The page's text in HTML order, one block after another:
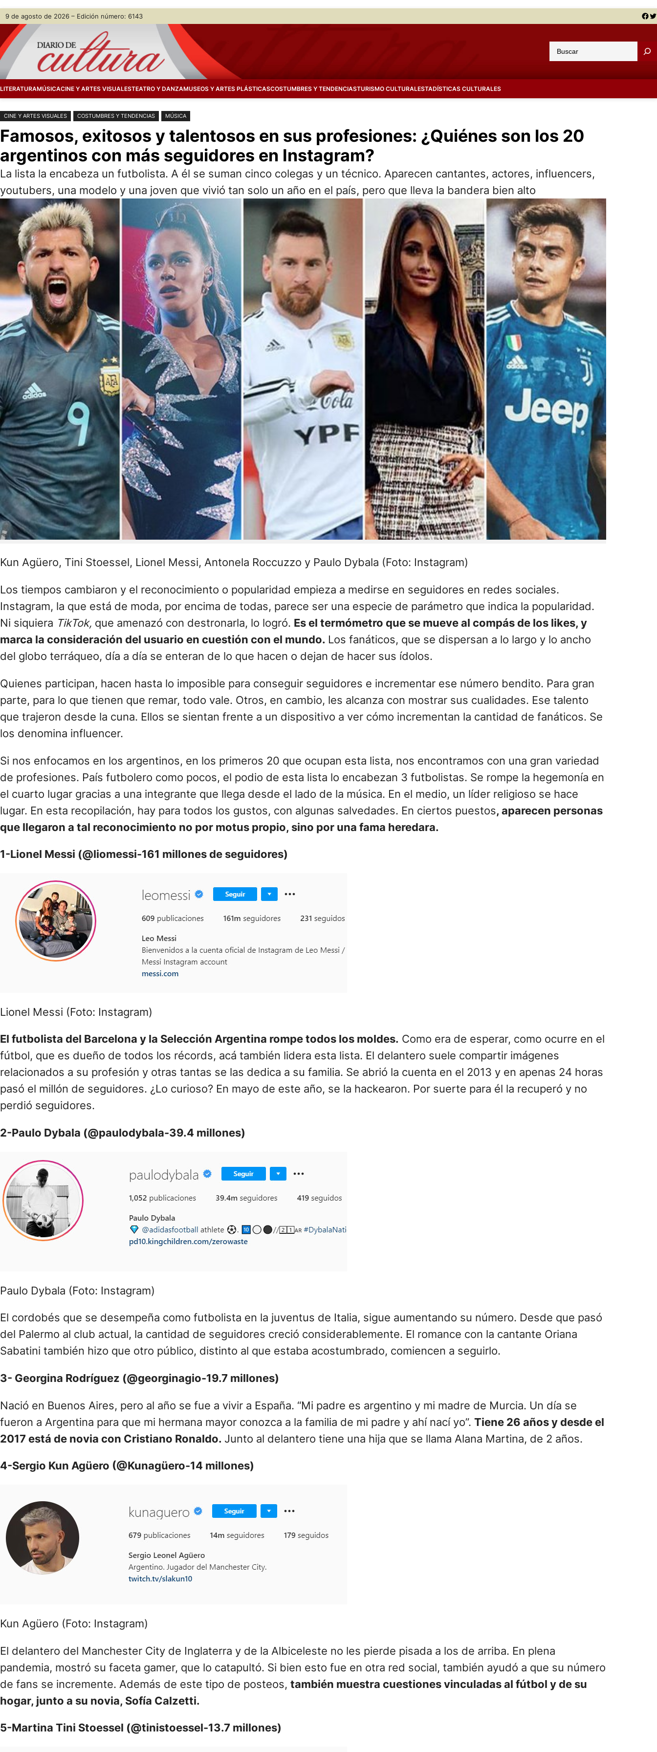
Saltar
contenido
Skip
content
9 de agosto de 2026 – Edición número: 6143 Facebook Twitter
u
a
LITERATURAMÚSICACINE Y ARTES VISUALESTEATRO Y DANZAMUSEOS Y ARTES PLÁSTICASCOSTUMBRES Y TENDENCIASTURISMO CULTURALESTADÍSTICAS CULTURALES
CINE Y ARTES VISUALES COSTUMBRES Y TENDENCIAS MÚSICA
Famosos, exitosos y talentosos en sus profesiones: ¿Quiénes son los 20
argentinos con más seguidores en Instagram?
La lista la encabeza un futbolista. A él se suman cinco colegas y un técnico. Aparecen cantantes, actores, influencers,
youtubers, una modelo y una joven que vivió tan solo un año en el país, pero que lleva la bandera bien alto
Kun Agüero, Tini Stoessel, Lionel Messi, Antonela Roccuzzo y Paulo Dybala (Foto: Instagram)
Los tiempos cambiaron y el reconocimiento o popularidad empieza a medirse en seguidores en redes sociales.
Instagram, la que está de moda, por encima de todas, parece ser una especie de parámetro que indica la popularidad.
Ni siquiera TikTok, que amenazó con destronarla, lo logró. Es el termómetro que se mueve al compás de los likes, y
marca la consideración del usuario en cuestión con el mundo. Los fanáticos, que se dispersan a lo largo y lo ancho
del globo terráqueo, día a día se enteran de lo que hacen o dejan de hacer sus ídolos.
Quienes participan, hacen hasta lo imposible para conseguir seguidores e incrementar ese número bendito. Para gran
parte, para lo que tienen que remar, todo vale. Otros, en cambio, les alcanza con mostrar sus cualidades. Ese talento
que trajeron desde la cuna. Ellos se sientan frente a un dispositivo a ver cómo incrementan la cantidad de fanáticos. Se
los denomina influencer.
Si nos enfocamos en los argentinos, en los primeros 20 que ocupan esta lista, nos encontramos con una gran variedad
de profesiones. País futbolero como pocos, el podio de esta lista lo encabezan 3 futbolistas. Se rompe la hegemonía en
el cuarto lugar gracias a una integrante que llega desde el lado de la música. En el medio, un líder religioso se hace
lugar. En esta recopilación, hay para todos los gustos, con algunas salvedades. En ciertos puestos, aparecen personas
que llegaron a tal reconocimiento no por motus propio, sino por una fama heredara.
1-Lionel Messi (@liomessi-161 millones de seguidores)
Lionel Messi (Foto: Instagram)
El futbolista del Barcelona y la Selección Argentina rompe todos los moldes. Como era de esperar, como ocurre en el
fútbol, que es dueño de todos los récords, acá también lidera esta lista. El delantero suele compartir imágenes
relacionados a su profesión y otras tantas se las dedica a su familia. Se abrió la cuenta en el 2013 y en apenas 24 horas
pasó el millón de seguidores. ¿Lo curioso? En mayo de este año, se la hackearon. Por suerte para él la recuperó y no
perdió seguidores.
2-Paulo Dybala (@paulodybala-39.4 millones)
Paulo Dybala (Foto: Instagram)
El cordobés que se desempeña como futbolista en la juventus de Italia, sigue aumentando su número. Desde que pasó
del Palermo al club actual, la cantidad de seguidores creció considerablemente. El romance con la cantante Oriana
Sabatini también hizo que otro público, distinto al que estaba acostumbrado, comiencen a seguirlo.
3- Georgina Rodríguez (@georginagio-19.7 millones)
Nació en Buenos Aires, pero al año se fue a vivir a España. “Mi padre es argentino y mi madre de Murcia. Un día se
fueron a Argentina para que mi hermana mayor conozca a la familia de mi padre y ahí nací yo”. Tiene 26 años y desde el
2017 está de novia con Cristiano Ronaldo. Junto al delantero tiene una hija que se llama Alana Martina, de 2 años.
4-Sergio Kun Agüero (@Kunagüero-14 millones)
Kun Agüero (Foto: Instagram)
El delantero del Manchester City de Inglaterra y de la Albiceleste no les pierde pisada a los de arriba. En plena
pandemia, mostró su faceta gamer, que lo catapultó. Si bien esto fue en otra red social, también ayudó a que su número
de fans se incremente. Además de este tipo de posteos, también muestra cuestiones vinculadas al fútbol y de su
hogar, junto a su novia, Sofía Calzetti.
5-Martina Tini Stoessel (@tinistoessel-13.7 millones)